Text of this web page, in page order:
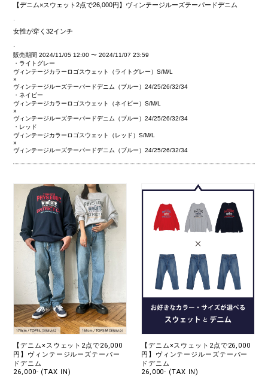
【デニム×スウェット2点で26,000円】ヴィンテージルーズテーパードデニム
女性が穿く32インチ
販売期間 2024/11/05 12:00〜 2024/11/07 23:59
・ライトグレー
ヴィンテージカラーロゴスウェット（ライトグレー）S/M/L
×
ヴィンテージルーズテーパードデニム（ブルー）24/25/26/32/34
・ネイビー
ヴィンテージカラーロゴスウェット（ネイビー）S/M/L
×
ヴィンテージルーズテーパードデニム（ブルー）24/25/26/32/34
・レッド
ヴィンテージカラーロゴスウェット（レッド）S/M/L
×
ヴィンテージルーズテーパードデニム（ブルー）24/25/26/32/34
【デニム×スウェット2点で26,000
円】ヴィンテージルーズテーパー
ドデニム
26,000- (TAX IN)
【デニム×スウェット2点で26,000
円】ヴィンテージルーズテーパー
ドデニム
26,000- (TAX IN)